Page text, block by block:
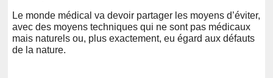
Le monde médical va devoir partager les moyens d’éviter,
avec des moyens techniques qui ne sont pas médicaux
mais naturels ou, plus exactement, eu égard aux défauts
de la nature.